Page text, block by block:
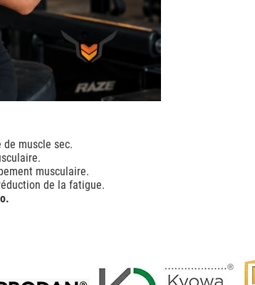
muscle sec.
musculaire.
de la fatigue.